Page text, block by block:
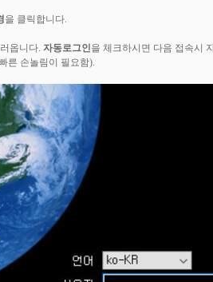
을 클릭합니다.
옵니다. 자동로그인을 체크하시면 다음 접속시
른 손놀림이 필요함).